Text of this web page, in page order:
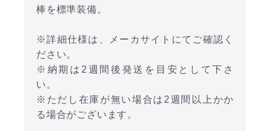
棒を標準装備。
※詳細仕様は、メーカサイトにてご確認く
ださい。
※納期は2週間後発送を目安として下さ
い。
※ただし在庫が無い場合は2週間以上かか
る場合がございます。